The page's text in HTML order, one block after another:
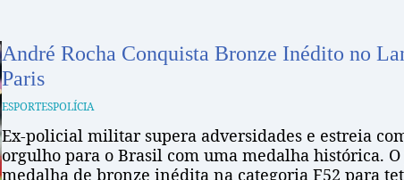
André Rocha Conquista Bronze Inédito no
Paris
ESPORTESPOLÍCIA
Ex-policial militar supera adversidades e estreia
orgulho para o Brasil com uma medalha histórica.
medalha de bronze inédita na categoria F52 para